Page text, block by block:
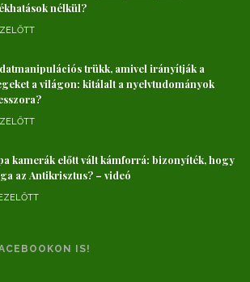
nélkül?
trükk, amivel irányítják a
a világon: kitálalt a nyelvtudományok
kamerák előtt vált kámforrá: bizonyíték, hogy
az Antikrisztus? – videó
IS!